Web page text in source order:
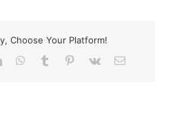
Choose Your Platform!
LinkedInWhatsApp
Tumblr Pinterest
Vk
Correo